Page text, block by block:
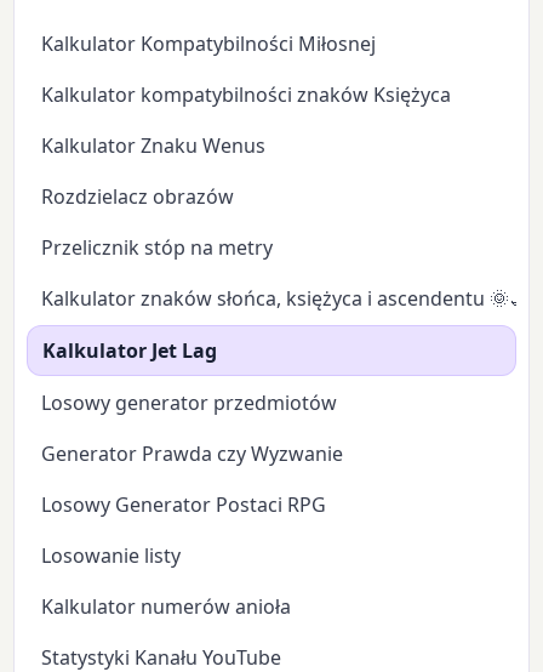
Kalkulator Kompatybilności Miłosnej
Kalkulator kompatybilności znaków Księżyca
Kalkulator Znaku Wenus
Rozdzielacz obrazów
Przelicznik stóp na metry
Kalkulator znaków słońca, księżyca i ascendentu
Kalkulator Jet Lag
Losowy generator przedmiotów
Generator Prawda czy Wyzwanie
Losowy Generator Postaci RPG
Losowanie listy
Kalkulator numerów anioła
Statystyki Kanału YouTube